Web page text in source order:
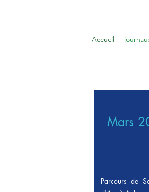
Accueil
Mars
Parcours de